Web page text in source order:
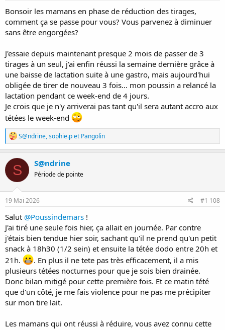
Bonsoir les mamans en phase de réduction des tirages,
comment ça se passe pour vous? Vous parvenez à diminuer
sans être engorgées?
J'essaie depuis maintenant presque 2 mois de passer de 3
tirages à un seul, j'ai enfin réussi la semaine dernière grâce à
une baisse de lactation suite à une gastro, mais aujourd'hui
obligée de tirer de nouveau 3 fois... mon poussin a relancé la
lactation pendant ce week-end de 4 jours.
Je crois que je n'y arriverai pas tant qu'il sera autant accro aux
tétées le week-end
R
é
a
c
t
i
o
n
s
S@ndrine,sophie.pet Pangolin
S S@ndrine
Période de pointe
19 Mai 2026 #1 108
Salut @Poussindemars !
J'ai tiré une seule fois hier, ça allait en journée. Par contre
j'étais bien tendue hier soir, sachant qu'il ne prend qu'un petit
snack à 18h30 (1/2 sein) et ensuite la tétée dodo entre 20h et
21h.
. En plus il ne tete pas très efficacement, il a mis
plusieurs tétées nocturnes pour que je sois bien drainée.
Donc bilan mitigé pour cette première fois. Et ce matin tété
que d'un côté, je me fais violence pour ne pas me précipiter
sur mon tire lait.
Les mamans qui ont réussi à réduire, vous avez connu cette